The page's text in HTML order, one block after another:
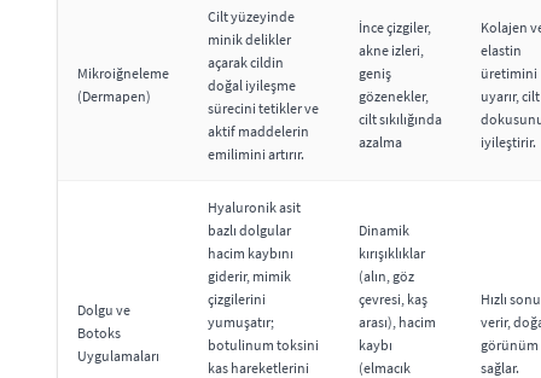
Mikroiğneleme
(Dermapen)
Cilt yüzeyinde
minik delikler
açarak cildin
doğal iyileşme
sürecini tetikler ve
aktif maddelerin
emilimini artırır.
İnce çizgiler,
akne izleri,
geniş
gözenekler,
cilt sıkılığında
azalma
Kolajen
elastin
üretimini
uyarır, cilt
iyileştirir.
Dolgu ve
Botoks
Uygulamaları
Hyaluronik asit
bazlı dolgular
hacim kaybını
giderir, mimik
çizgilerini
yumuşatır;
botulinum toksini
kas hareketlerini
Dinamik
kırışıklıklar
(alın, göz
çevresi, kaş
arası), hacim
kaybı
(elmacık
Hızlı
verir,
görünüm
sağlar.